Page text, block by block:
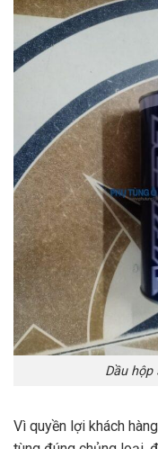
Dầu hộp
Vì quyền lợi khách